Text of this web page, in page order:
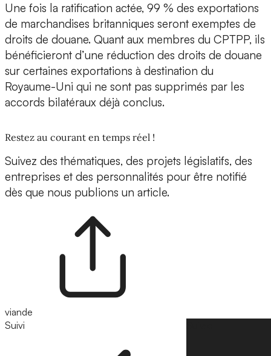
Une fois la ratification actée, 99 % des exportations
de marchandises britanniques seront exemptes de
droits de douane. Quant aux membres du CPTPP, ils
bénéficieront d’une réduction des droits de douane
sur certaines exportations à destination du
Royaume-Uni qui ne sont pas supprimés par les
accords bilatéraux déjà conclus.
Restez au courant en temps réel !
Suivez des thématiques, des projets législatifs, des
entreprises et des personnalités pour être notifié
dès que nous publions un article.
viande
Suivi